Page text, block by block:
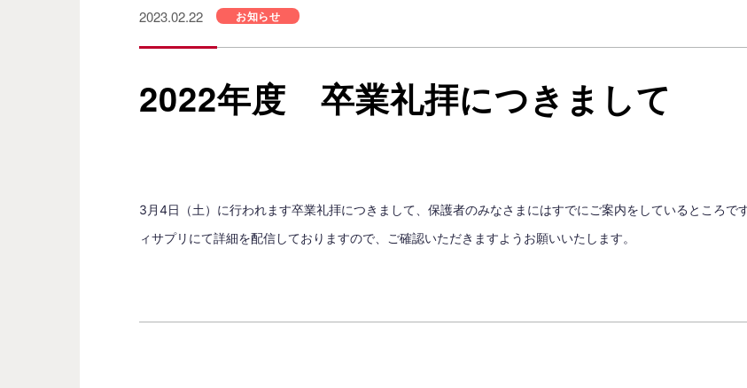
2023.02.22 お知らせ
2022年度 卒業礼拝につきまして
3月4日（土）に行われます卒業礼拝につきまして、保護者のみなさまにはすでにご案内をしているところ
ィサプリにて詳細を配信しておりますので、ご確認いただきますようお願いいたします。